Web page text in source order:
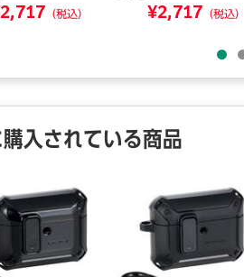
（税込） ¥2,717 （税込）
入されている商品